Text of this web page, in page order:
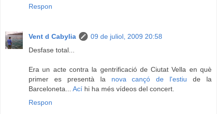
Respon
Vent d Cabylia
09 de juliol, 2009 20:58
Desfase total...
Era un acte contra la gentrificació de Ciutat Vella en què
primer es presentà la nova cançó de l'estiu de la
Barceloneta... Ací hi ha més vídeos del concert.
Respon